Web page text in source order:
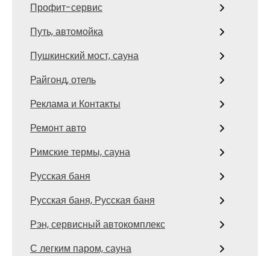
Профит-сервис
Путь, автомойка
Пушкинский мост, сауна
Райгонд, отель
Реклама и Контакты
Ремонт авто
Римские термы, сауна
Русская баня
Русская баня, Русская баня
Рэн, сервисный автокомплекс
С легким паром, сауна